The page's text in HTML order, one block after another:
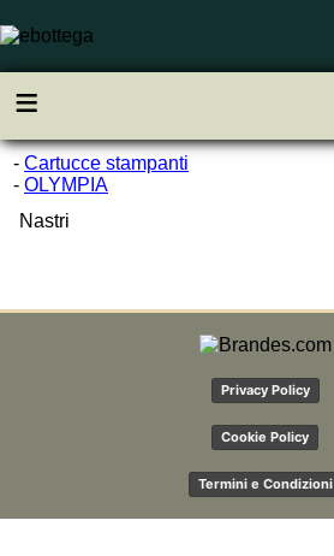
≡
- Cartucce stampanti
- OLYMPIA
Nastri
Privacy Policy
Cookie Policy
Termini e Condizioni